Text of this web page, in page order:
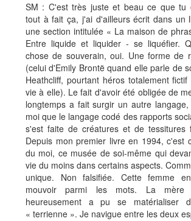
SM : C'est très juste et beau ce que tu
tout à fait ça, j'ai d'ailleurs écrit dans un
une section intitulée « La maison de
Entre liquide et liquider - se liquéfier.
chose de souverain, oui. Une forme de
(celui d'Emily Brontë quand elle parle de
Heathcliff, pourtant héros totalement
vie à elle). Le fait d'avoir été obligée de
longtemps a fait surgir un autre
moi que le langage codé des rapports
s'est faite de créatures et de tessitures
Depuis mon premier livre en 1994, c'est
du moi, ce musée de soi-même qui
vie du moins dans certains aspects.
unique. Non falsifiée. Cette femme
mouvoir parmi les mots. La
heureusement a pu se matérialiser
« terrienne ». Je navigue entre les deux